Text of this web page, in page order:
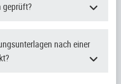
geprüft?
nach einer